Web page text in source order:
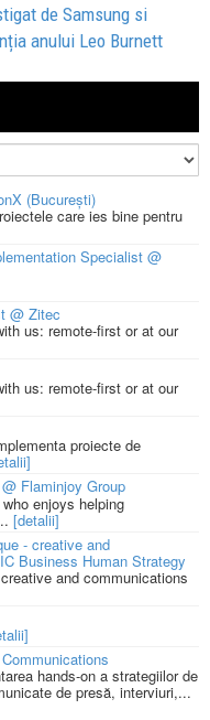
de Samsung si
anului Leo Burnett
(București)
care ies bine pentru
Specialist @
@ Zitec
us: remote-first or at our
us: remote-first or at our
proiecte de
Flaminjoy Group
enjoys helping
[detalii]
- creative and
Business Human Strategy
and communications
hands-on a strategiilor de
de presă, interviuri,...